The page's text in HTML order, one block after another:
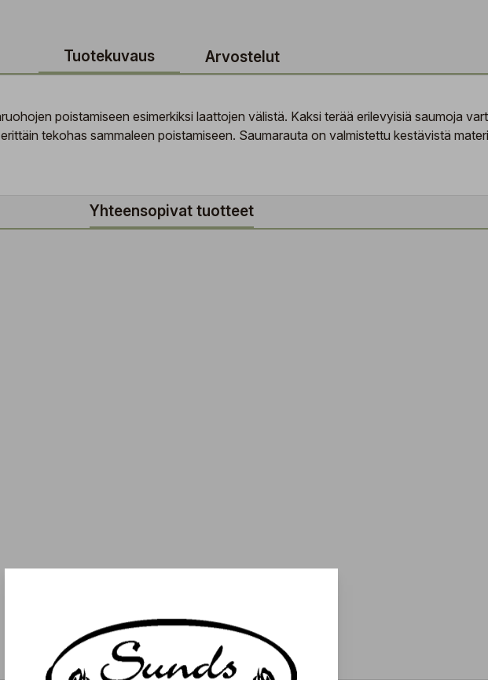
Tuotekuvaus Arvostelut
poistamiseen esimerkiksi laattojen välistä. Kaksi terää erilevyisiä saumoja
tekohas sammaleen poistamiseen. Saumarauta on valmistettu kestävistä
Yhteensopivat tuotteet